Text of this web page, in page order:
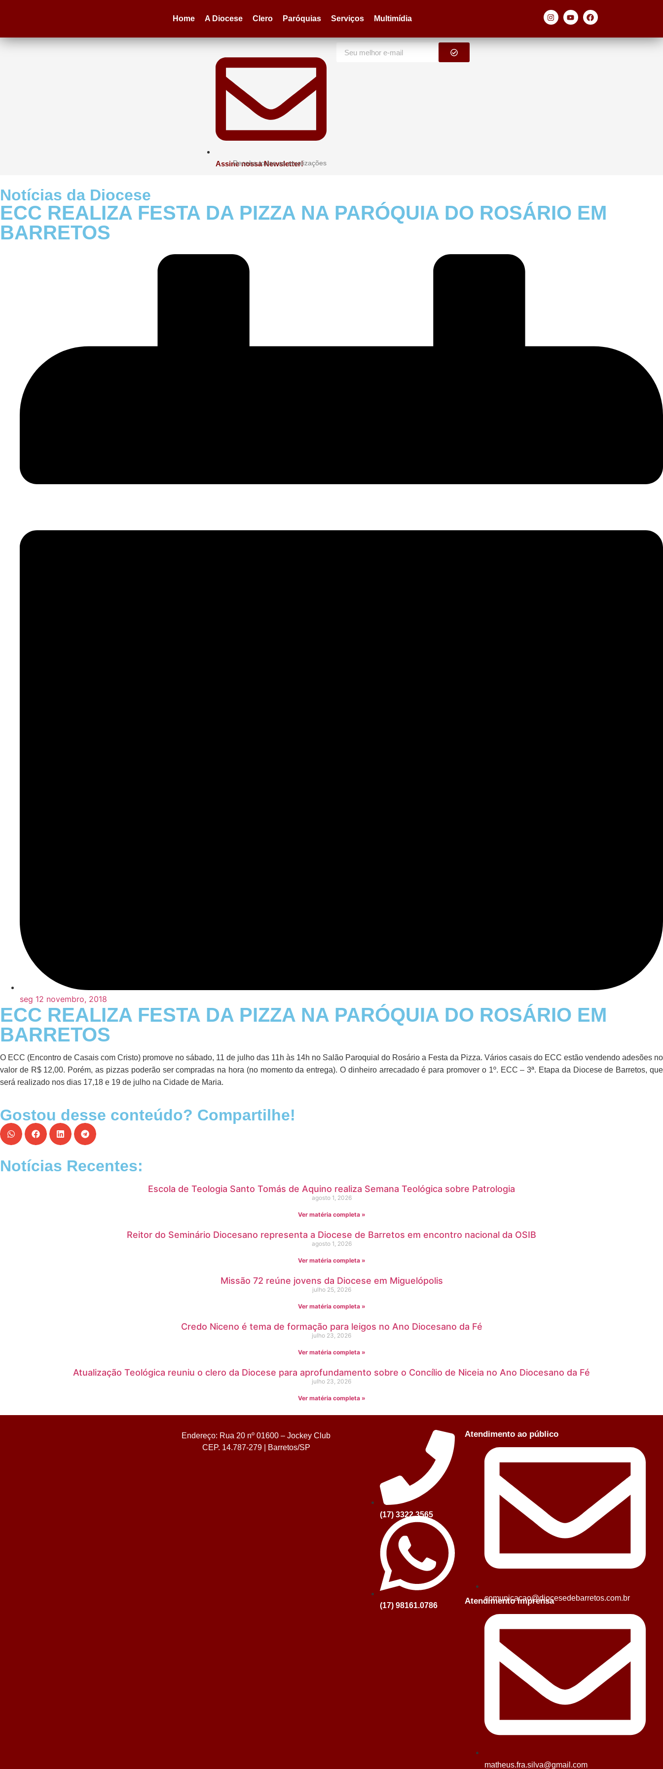
Home A Diocese Clero Paróquias Serviços Multimídia
Assine nossa Newsletter!
Receba todas as atualizações
Notícias da Diocese
ECC REALIZA FESTA DA PIZZA NA PARÓQUIA DO ROSÁRIO EM
BARRETOS
seg 12 novembro, 2018
ECC REALIZA FESTA DA PIZZA NA PARÓQUIA DO ROSÁRIO EM
BARRETOS
O ECC (Encontro de Casais com Cristo) promove no sábado, 11 de julho das 11h às 14h no Salão Paroquial do Rosário a Festa da Pizza. Vários casais do ECC estão vendendo adesões no
valor de R$ 12,00. Porém, as pizzas poderão ser compradas na hora (no momento da entrega). O dinheiro arrecadado é para promover o 1º. ECC – 3ª. Etapa da Diocese de Barretos, que
será realizado nos dias 17,18 e 19 de julho na Cidade de Maria.
Gostou desse conteúdo? Compartilhe!
Notícias Recentes:
Escola de Teologia Santo Tomás de Aquino realiza Semana Teológica sobre Patrologia
agosto 1, 2026
Ver matéria completa »
Reitor do Seminário Diocesano representa a Diocese de Barretos em encontro nacional da OSIB
agosto 1, 2026
Ver matéria completa »
Missão 72 reúne jovens da Diocese em Miguelópolis
julho 25, 2026
Ver matéria completa »
Credo Niceno é tema de formação para leigos no Ano Diocesano da Fé
julho 23, 2026
Ver matéria completa »
Atualização Teológica reuniu o clero da Diocese para aprofundamento sobre o Concílio de Niceia no Ano Diocesano da Fé
julho 23, 2026
Ver matéria completa »
Endereço: Rua 20 nº 01600 – Jockey Club
CEP. 14.787-279 | Barretos/SP
(17) 3322.3565
(17) 98161.0786
Atendimento ao público
comunicacao@diocesedebarretos.com.br
Atendimento imprensa
matheus.fra.silva@gmail.com